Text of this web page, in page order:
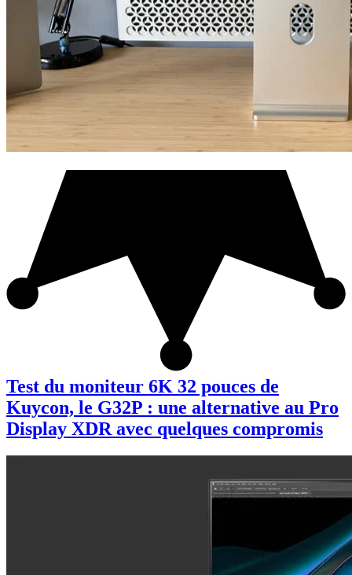
Test du moniteur 6K 32 pouces de
Kuycon, le G32P : une alternative au Pro
Display XDR avec quelques compromis